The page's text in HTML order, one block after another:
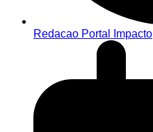
Redacao Portal Impacto